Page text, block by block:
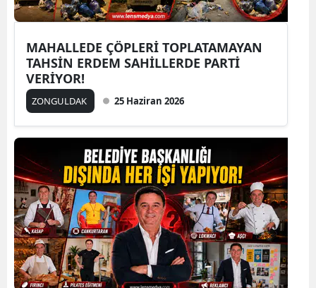
MAHALLEDE ÇÖPLERİ TOPLATAMAYAN
TAHSİN ERDEM SAHİLLERDE PARTİ
VERİYOR!
ZONGULDAK 25 Haziran 2026